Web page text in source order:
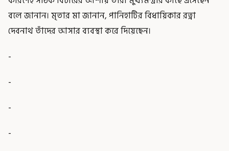
বলে জানান। মৃতার মা জানান, পানিহাটির বিধায়িকার রত্না
দেবনাথ তাঁদের আসার ব্যবস্থা করে দিয়েছেন।
-
-
-
-